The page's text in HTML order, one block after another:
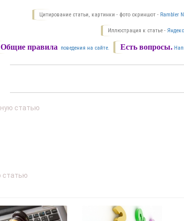
Цитирование статьи, картинки - фото скриншот - Rambler
Иллюстрация к статье -
Есть вопросы.
Общие правила поведения на сайте.